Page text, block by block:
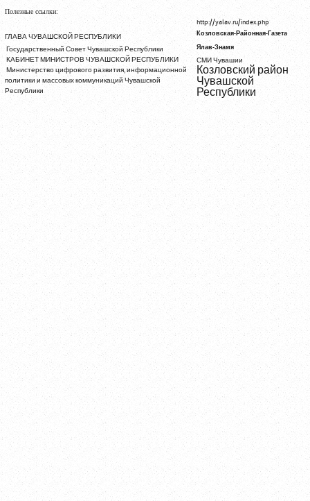
Полезные ссылки:
ГЛАВА ЧУВАШСКОЙ РЕСПУБЛИКИ
Государственный Совет Чувашской Республики
КАБИНЕТ МИНИСТРОВ ЧУВАШСКОЙ РЕСПУБЛИКИ
Министерство цифрового развития, информационной
политики и массовых коммуникаций Чувашской
Республики
http://yalav.ru/index.php
Козловская-Районная-Газета
Ялав-Знамя
СМИ Чувашии
Козловский район
Чувашской
Республики